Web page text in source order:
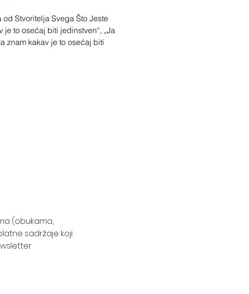
Stvoritelja Svega Što Jeste
to osećaj biti jedinstven“, „Ja
znam kakav je to osećaj biti
(obukama,
sadržaje koji